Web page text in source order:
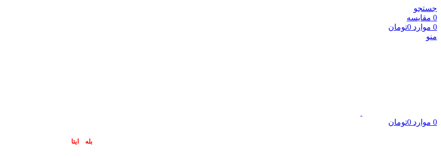
جستجو
0 مقایسه
0 موارد 0تومان
منو
0 موارد 0تومان
بله ایتا